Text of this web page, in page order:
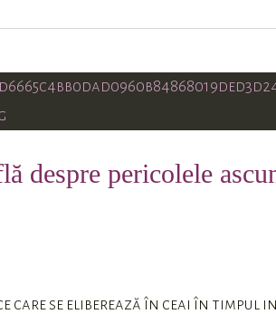
despre pericolele
care se eliberează în ceai în